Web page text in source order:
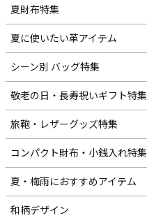
夏財布特集
夏に使いたい革アイテム
シーン別 バッグ特集
敬老の日・長寿祝いギフト特集
旅鞄・レザーグッズ特集
コンパクト財布・小銭入れ特集
夏・梅雨におすすめアイテム
和柄デザイン